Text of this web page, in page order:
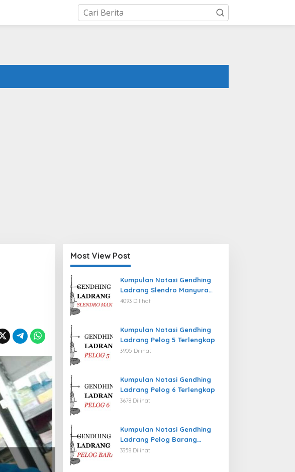
Most View Post
Kumpulan Notasi Gendhing
Ladrang Slendro Manyura
Terlengkap
4093 Dilihat
Kumpulan Notasi Gendhing
Ladrang Pelog 5 Terlengkap
3905 Dilihat
Kumpulan Notasi Gendhing
Ladrang Pelog 6 Terlengkap
3678 Dilihat
Kumpulan Notasi Gendhing
Ladrang Pelog Barang
Terlengkap
3358 Dilihat